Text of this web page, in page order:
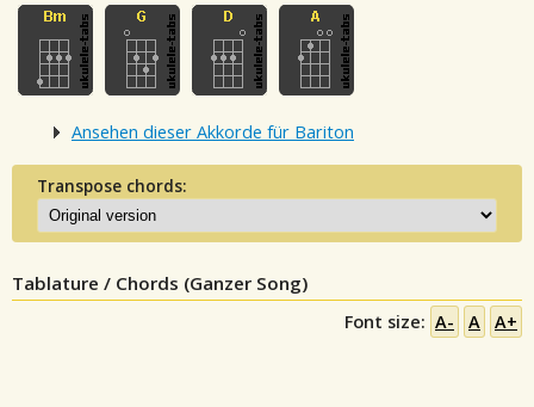
Ansehen dieser Akkorde für Bariton
Transpose chords:
Tablature / Chords (Ganzer Song)
Font size: A- A A+